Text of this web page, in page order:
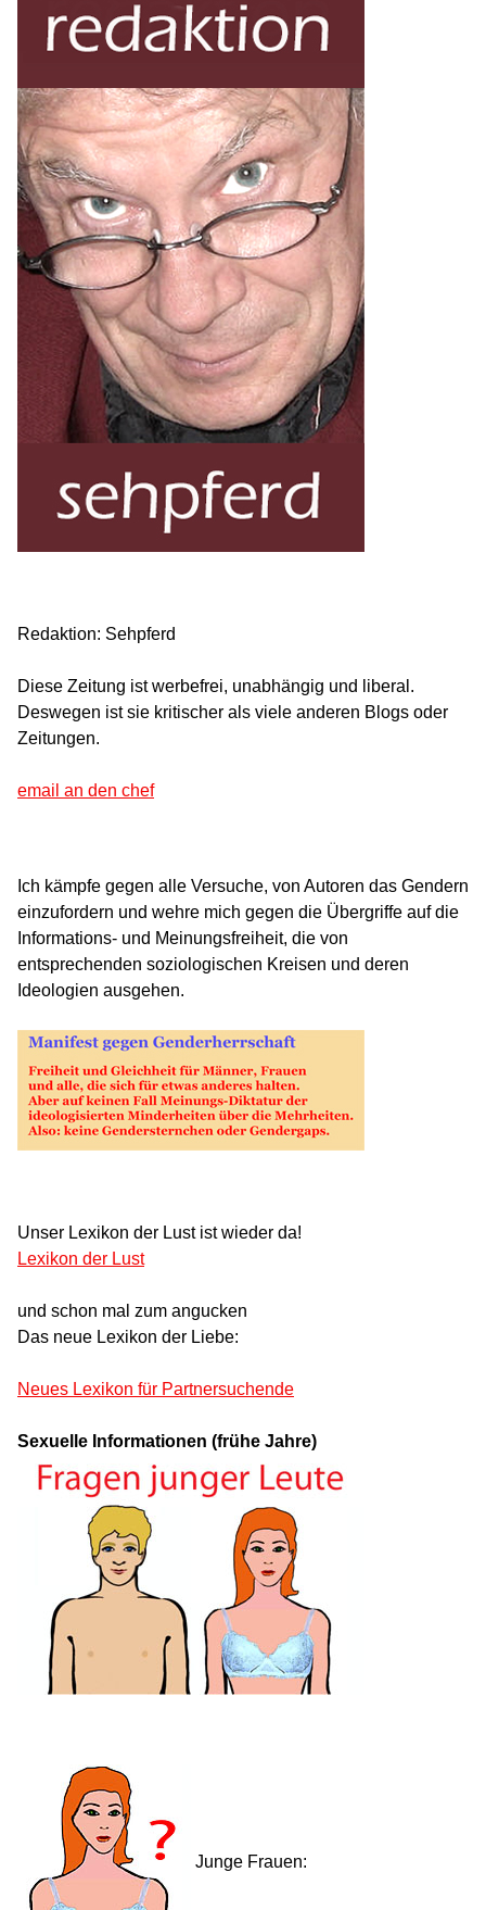
Redaktion: Sehpferd
Diese Zeitung ist werbefrei, unabhängig und liberal.
Deswegen ist sie kritischer als viele anderen Blogs oder
Zeitungen.
email an den chef
Ich kämpfe gegen alle Versuche, von Autoren das Gendern
einzufordern und wehre mich gegen die Übergriffe auf die
Informations- und Meinungsfreiheit, die von
entsprechenden soziologischen Kreisen und deren
Ideologien ausgehen.
Unser Lexikon der Lust ist wieder da!
Lexikon der Lust
und schon mal zum angucken
Das neue Lexikon der Liebe:
Neues Lexikon für Partnersuchende
Sexuelle Informationen (frühe Jahre)
Junge Frauen: